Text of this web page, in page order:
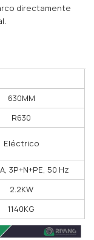
directamente
630MM
R630
Eléctrico
3P+N+PE, 50 Hz
2.2KW
1140KG